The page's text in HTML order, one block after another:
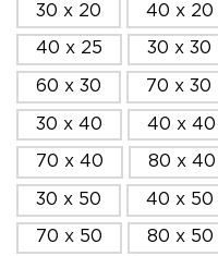
30 x 20 40 x 20
40 x 25 30 x 30
60 x 30 70 x 30
30 x 40 40 x 40
70 x 40 80 x 40
30 x 50 40 x 50
70 x 50 80 x 50